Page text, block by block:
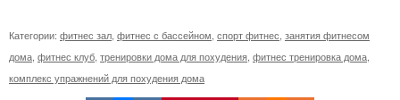
Категории: фитнес зал фитнес с бассейном спорт фитнес занятия фитнесом
дома фитнес клуб тренировки дома для похудения фитнес тренировка дома
комплекс упражнений для похудения дома